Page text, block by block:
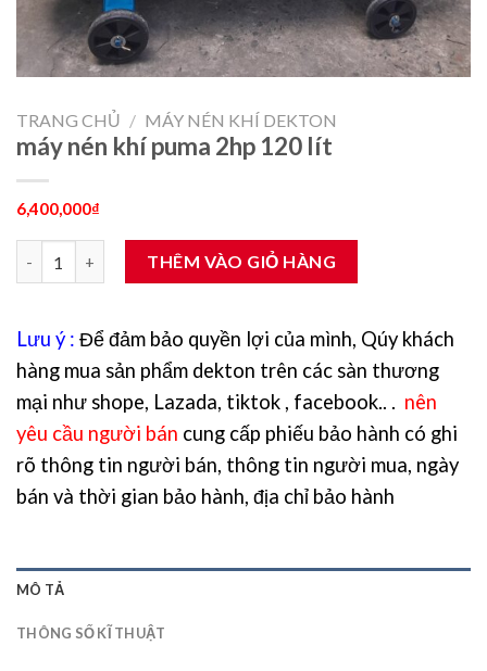
TRANG CHỦ / MÁY NÉN KHÍ DEKTON
máy nén khí puma 2hp 120 lít
6,400,000₫
máy nén khí puma 2hp 120 lít số lượng
THÊM VÀO GIỎ HÀNG
Lưu ý : Để đảm bảo quyền lợi của mình, Qúy khách
hàng mua sản phẩm dekton trên các sàn thương
mại như shope, Lazada, tiktok , facebook.. . nên
yêu cầu người bán cung cấp phiếu bảo hành có ghi
rõ thông tin người bán, thông tin người mua, ngày
bán và thời gian bảo hành, địa chỉ bảo hành
MÔ TẢ
THÔNG SỐ KĨ THUẬT